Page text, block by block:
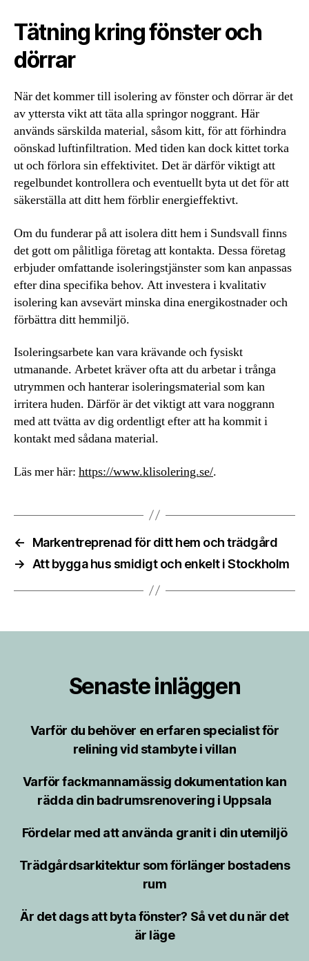
Tätning kring fönster och
dörrar
När det kommer till isolering av fönster och dörrar är det
av yttersta vikt att täta alla springor noggrant. Här
används särskilda material, såsom kitt, för att förhindra
oönskad luftinfiltration. Med tiden kan dock kittet torka
ut och förlora sin effektivitet. Det är därför viktigt att
regelbundet kontrollera och eventuellt byta ut det för att
säkerställa att ditt hem förblir energieffektivt.
Om du funderar på att isolera ditt hem i Sundsvall finns
det gott om pålitliga företag att kontakta. Dessa företag
erbjuder omfattande isoleringstjänster som kan anpassas
efter dina specifika behov. Att investera i kvalitativ
isolering kan avsevärt minska dina energikostnader och
förbättra ditt hemmiljö.
Isoleringsarbete kan vara krävande och fysiskt
utmanande. Arbetet kräver ofta att du arbetar i trånga
utrymmen och hanterar isoleringsmaterial som kan
irritera huden. Därför är det viktigt att vara noggrann
med att tvätta av dig ordentligt efter att ha kommit i
kontakt med sådana material.
Läs mer här: https://www.klisolering.se/.
←
Markentreprenad för ditt hem och trädgård
→ Att bygga hus smidigt och enkelt i Stockholm
Senaste inläggen
Varför du behöver en erfaren specialist för
relining vid stambyte i villan
Varför fackmannamässig dokumentation kan
rädda din badrumsrenovering i Uppsala
Fördelar med att använda granit i din utemiljö
Trädgårdsarkitektur som förlänger bostadens
rum
Är det dags att byta fönster? Så vet du när det
är läge